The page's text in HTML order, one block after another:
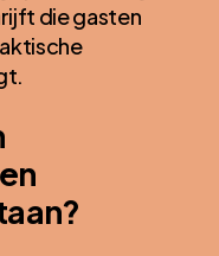
die gasten